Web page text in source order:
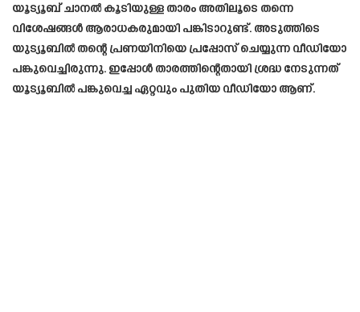
യൂട്യൂബ് ചാനൽ കൂടിയുള്ള താരം അതിലൂടെ തന്നെ
വിശേഷങ്ങൾ ആരാധകരുമായി പങ്കിടാറുണ്ട്. അടുത്തിടെ
യുട്യൂബിൽ തന്റെ പ്രണയിനിയെ പ്രപ്പോസ് ചെയ്യുന്ന വീഡിയോ
പങ്കുവെച്ചിരുന്നു. ഇപ്പോൾ താരത്തിന്റെതായി ശ്രദ്ധ നേടുന്നത്
യൂട്യൂബിൽ പങ്കുവെച്ച ഏറ്റവും പുതിയ വീഡിയോ ആണ്.